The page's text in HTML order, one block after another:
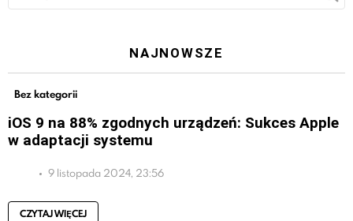
NAJNOWSZE
Bez kategorii
iOS 9 na 88% zgodnych urządzeń: Sukces Apple
w adaptacji systemu
9 listopada 2024, 23:56
CZYTAJ WIĘCEJ